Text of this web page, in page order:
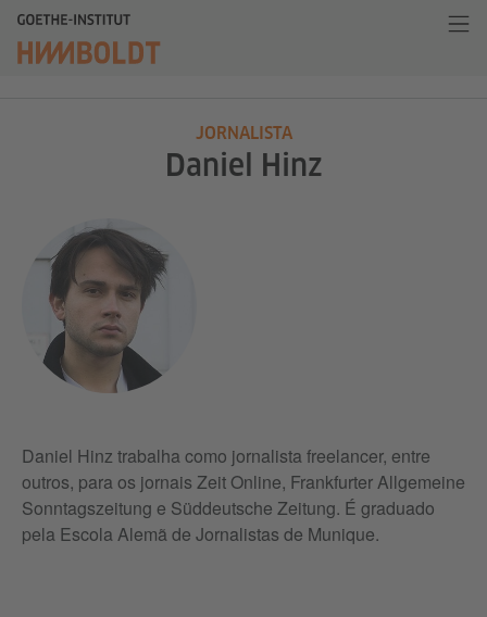
JORNALISTA
Daniel Hinz
Daniel Hinz trabalha como jornalista freelancer, entre
outros, para os jornais Zeit Online, Frankfurter Allgemeine
Sonntagszeitung e Süddeutsche Zeitung. É graduado
pela Escola Alemã de Jornalistas de Munique.